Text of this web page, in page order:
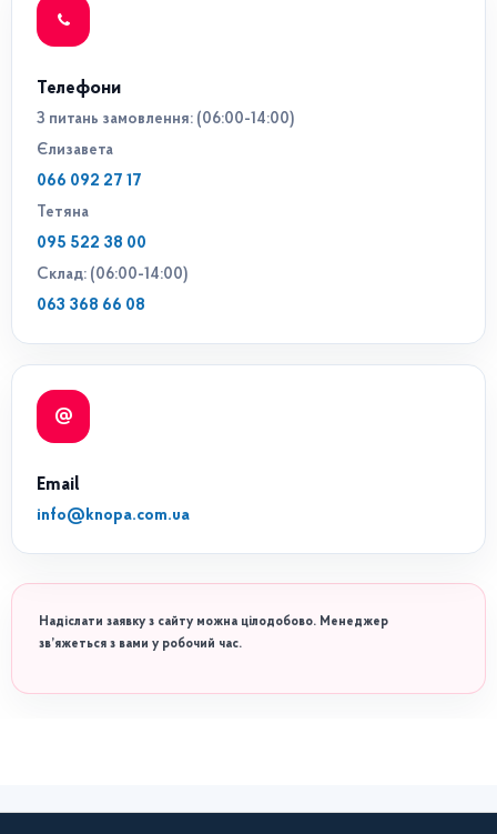
Телефони
З питань замовлення: (06:00-14:00)
Єлизавета
066 092 27 17
Тетяна
095 522 38 00
Склад: (06:00-14:00)
063 368 66 08
@
Email
info@knopa.com.ua
Надіслати заявку з сайту можна цілодобово. Менеджер
зв’яжеться з вами у робочий час.